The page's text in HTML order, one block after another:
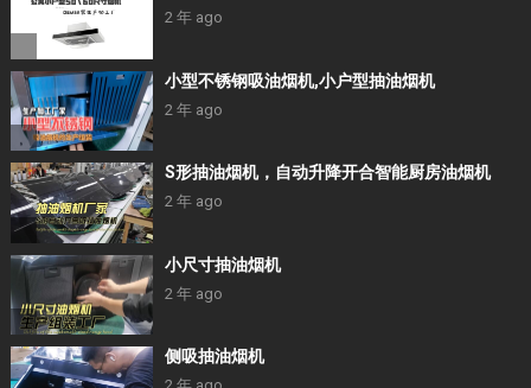
2 年 ago
小型不锈钢吸油烟机,小户型抽油烟机
2 年 ago
S形抽油烟机，自动升降开合智能厨房油烟机
2 年 ago
小尺寸抽油烟机
2 年 ago
侧吸抽油烟机